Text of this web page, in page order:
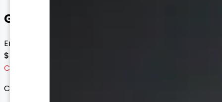
Glow Collection MagSafe Case
Envío gratis con esta oferta
$ 79.900
Cargando variantes...
Cargando variantes disponibles...